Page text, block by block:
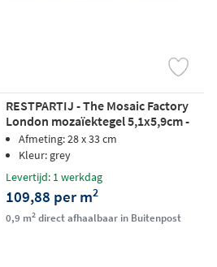
RESTPARTIJ - The Mosaic Factory
London mozaïektegel 5,1x5,9cm -
Grey matt
Afmeting: 28 x 33 cm
Kleur: grey
Levertijd: 1 werkdag
109,88 per m2
0,9 m2direct afhaalbaar in Buitenpost